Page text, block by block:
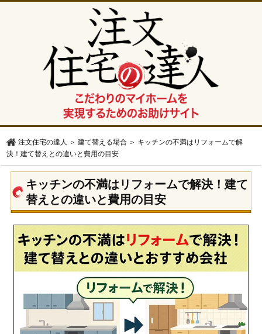
注文住宅の達人 ＞建て替える場合 ＞ キッチンの不満はリフォームで解
決！建て替えとの違いと費用の目安
キッチンの不満はリフォームで解決！建て
替えとの違いと費用の目安